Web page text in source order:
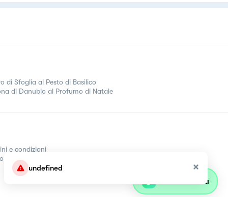
undefined
di Sfoglia al Pesto di Basilico
di Danubio al Profumo di Natale
e condizioni
Parla con olivia